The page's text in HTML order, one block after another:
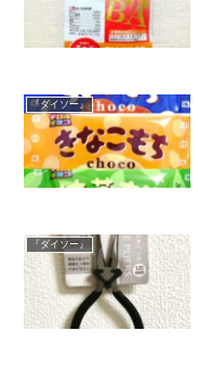
『ダイソー』
『ダイソー』